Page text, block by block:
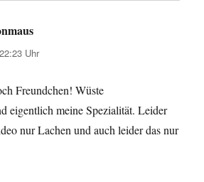
Uhr
Freundchen! Wüste
eigentlich meine Spezialität. Leider
nur Lachen und auch leider das nur